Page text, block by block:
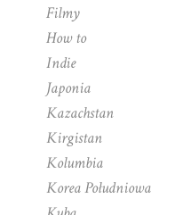
Filmy
How to
Indie
Japonia
Kazachstan
Kirgistan
Kolumbia
Korea Południowa